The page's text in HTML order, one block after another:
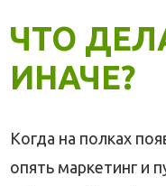
ЧТО
ИНАЧЕ?
Когда на полках
опять маркетинг и